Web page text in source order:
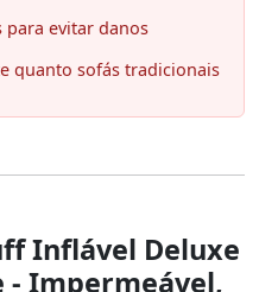
para evitar danos
quanto sofás tradicionais
Inflável Deluxe
- Impermeável,